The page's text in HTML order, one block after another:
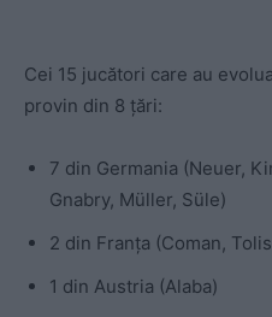
Cei 15 jucători care au
provin din 8 țări:
7 din Germania (Neuer,
Gnabry, Müller, Süle)
2 din Franța (Coman,
1 din Austria (Alaba)